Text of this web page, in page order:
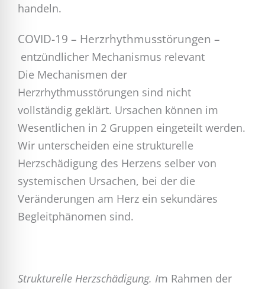
handeln.
COVID-19 – Herzrhythmusstörungen –
entzündlicher Mechanismus relevant
Die Mechanismen der
Herzrhythmusstörungen sind nicht
vollständig geklärt. Ursachen können im
Wesentlichen in 2 Gruppen eingeteilt werden.
Wir unterscheiden eine strukturelle
Herzschädigung des Herzens selber von
systemischen Ursachen, bei der die
Veränderungen am Herz ein sekundäres
Begleitphänomen sind.
Strukturelle Herzschädigung. Im Rahmen der